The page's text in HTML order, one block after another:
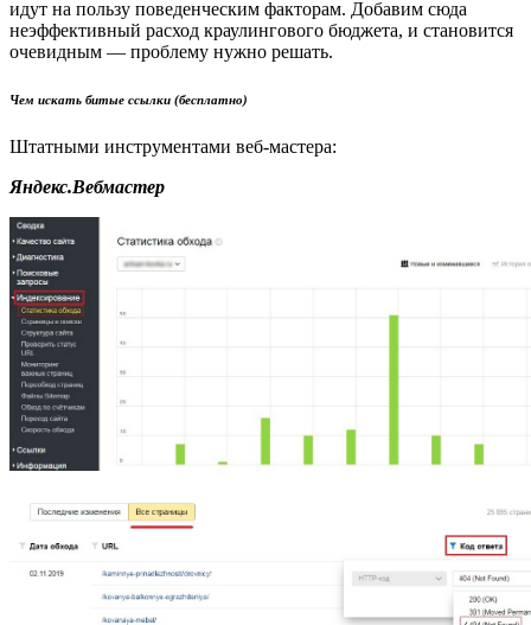
идут на пользу поведенческим факторам. Добавим сюда
неэффективный расход краулингового бюджета, и становится
очевидным — проблему нужно решать.
Чем искать битые ссылки (бесплатно)
Штатными инструментами веб-мастера:
Яндекс.Вебмастер